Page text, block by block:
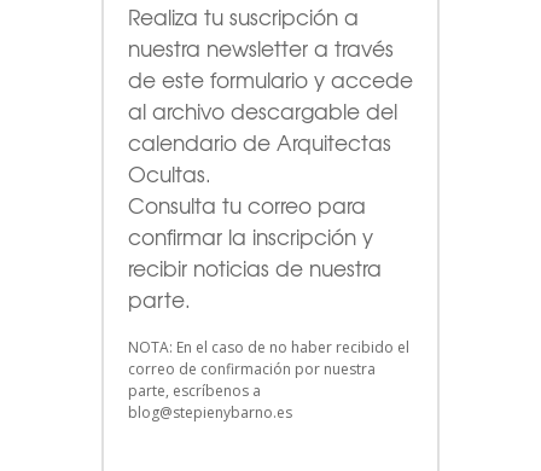
Realiza tu suscripción a
nuestra newsletter a través
de este formulario y accede
al archivo descargable del
calendario de Arquitectas
Ocultas.
Consulta tu correo para
confirmar la inscripción y
recibir noticias de nuestra
parte.
NOTA: En el caso de no haber recibido el
correo de confirmación por nuestra
parte, escríbenos a
blog@stepienybarno.es